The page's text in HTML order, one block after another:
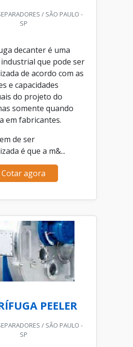
/ SÃO PAULO -
SP
decanter é uma
que pode ser
de acordo com as
e capacidades
do projeto do
somente quando
em fabricantes.
de ser
é que a m&...
Cotar agora
PEELER
/ SÃO PAULO -
SP